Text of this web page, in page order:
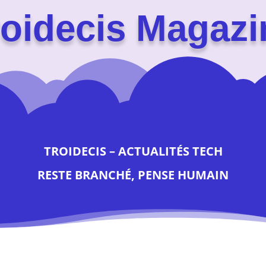
TROIDECIS – ACTUALITÉS TECH
RESTE BRANCHÉ, PENSE HUMAIN